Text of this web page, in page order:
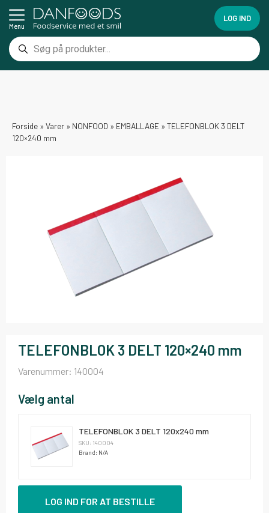
Menu
LOG IND
Forside » Varer » NONFOOD » EMBALLAGE » TELEFONBLOK 3 DELT
120×240 mm
TELEFONBLOK 3 DELT 120×240 mm
Varenummer: 140004
Vælg antal
TELEFONBLOK 3 DELT 120x240 mm
SKU: 140004
Brand: N/A
LOG IND FOR AT BESTILLE